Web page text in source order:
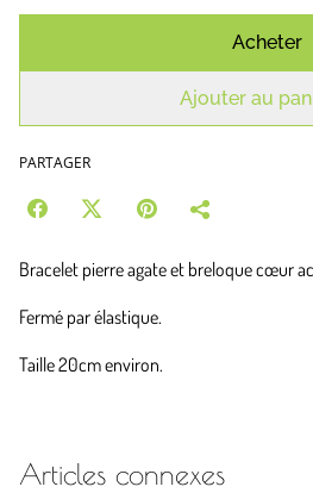
Acheter
Ajouter au
PARTAGER
Bracelet pierre agate et breloque cœur
Fermé par élastique.
Taille 20cm environ.
Articles connexes